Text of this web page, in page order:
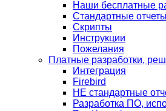
Наши бесплатные
Стандартные отчеты
Скрипты
Инструкции
Пожелания
Платные разработки,
Интеграция
Firebird
НЕ стандартные
Разработка ПО,